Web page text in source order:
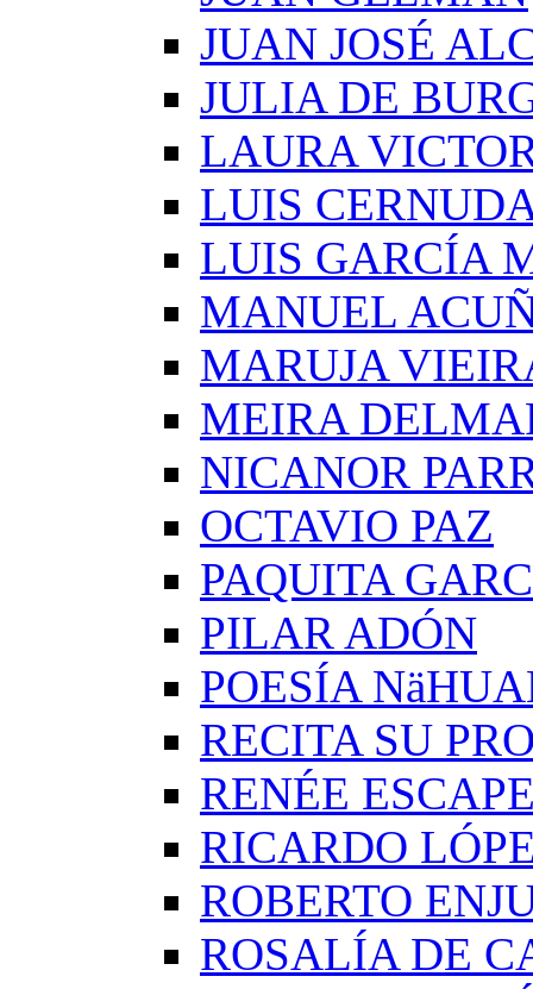
JUAN JOSÉ
JULIA DE
LAURA
LUIS
LUIS GARCÍA
MANUEL
MARUJA
MEIRA
NICANOR
OCTAVIO PAZ
PAQUITA
PILAR ADÓN
POESÍA
RECITA SU
RENÉE
RICARDO
ROBERTO
ROSALÍA DE